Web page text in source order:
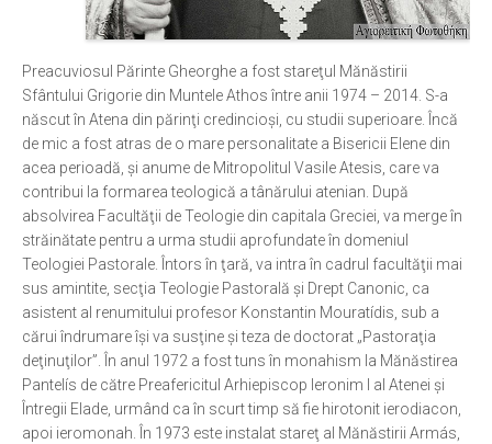
Preacuviosul Părinte Gheorghe a fost stareţul Mănăstirii
Sfântului Grigorie din Muntele Athos între anii 1974 – 2014. S-a
născut în Atena din părinţi credincioşi, cu studii superioare. Încă
de mic a fost atras de o mare personalitate a Bisericii Elene din
acea perioadă, şi anume de Mitropolitul Vasile Atesis, care va
contribui la formarea teologică a tânărului atenian. După
absolvirea Facultăţii de Teologie din capitala Greciei, va merge în
străinătate pentru a urma studii aprofundate în domeniul
Teologiei Pastorale. Întors în ţară, va intra în cadrul facultăţii mai
sus amintite, secţia Teologie Pastorală şi Drept Canonic, ca
asistent al renumitului profesor Konstantin Mouratídis, sub a
cărui îndrumare îşi va susţine şi teza de doctorat „Pastoraţia
deţinuţilor”. În anul 1972 a fost tuns în monahism la Mănăstirea
Pantelís de către Preafericitul Arhiepiscop Ieronim I al Atenei şi
Întregii Elade, urmând ca în scurt timp să fie hirotonit ierodiacon,
apoi ieromonah. În 1973 este instalat stareţ al Mănăstirii Armás,